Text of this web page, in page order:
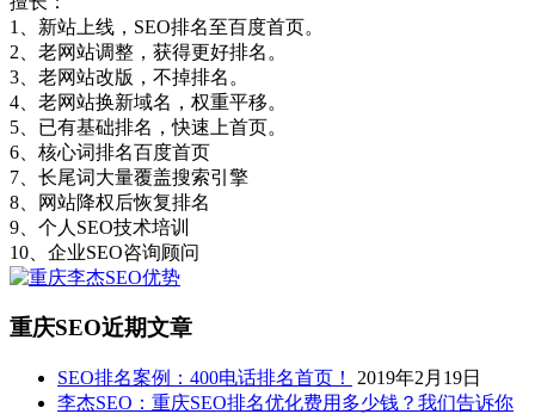
1、新站上线，SEO排名至百度首页。
2、老网站调整，获得更好排名。
3、老网站改版，不掉排名。
4、老网站换新域名，权重平移。
5、已有基础排名，快速上首页。
6、核心词排名百度首页
7、长尾词大量覆盖搜索引擎
8、网站降权后恢复排名
9、个人SEO技术培训
10、企业SEO咨询顾问
重庆SEO近期文章
SEO排名案例：400电话排名首页！
2019年2月19日
李杰SEO：重庆SEO排名优化费用多少钱？我们告诉你